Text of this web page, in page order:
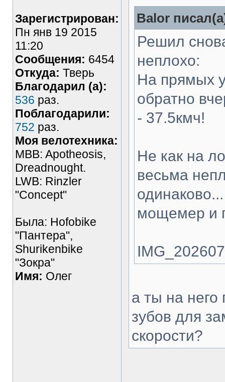
Зарегистрирован:
Пн янв 19 2015
11:20
Сообщения: 6454
Откуда: Тверь
Благодарил (а):
536 раз.
Поблагодарили:
752 раз.
Моя велотехника:
MBB: Apotheosis,
Dreadnought.
LWB: Rinzler
"Concept"
Была: Hofobike
"Пантера",
Shurikenbike
"Зокра"
Имя: Олег
Balor
Решил
неплохо:
На прямых
обратно
- 37.5кмч!
Не как на
весьма
мощемер и
а ты на него
зубов для
скорости?